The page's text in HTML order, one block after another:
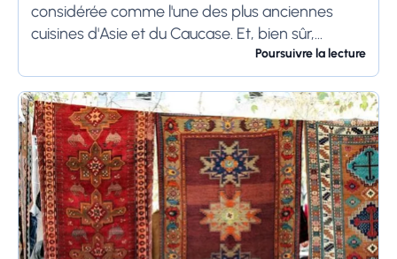
considérée comme l'une des plus anciennes
cuisines d'Asie et du Caucase. Et, bien sûr,
l'aspect le plus attrayant de la cuisine
arménienne est...
Poursuivre la lecture